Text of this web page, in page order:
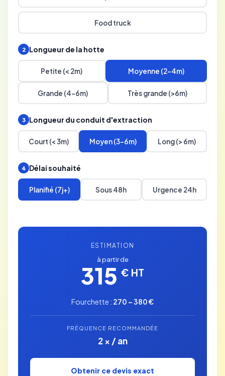
Food truck
2 Longueur de la hotte
Petite (< 2m) Moyenne (2-4m)
Grande (4-6m) Très grande (>6m)
3 Longueur du conduit d'extraction
Court (< 3m) Moyen (3-6m) Long (> 6m)
4 Délai souhaité
Planifié (7j+) Sous 48h Urgence 24h
ESTIMATION
à partir de
315 € HT
Fourchette : 270 – 380 €
FRÉQUENCE RECOMMANDÉE
2 × / an
Obtenir ce devis exact